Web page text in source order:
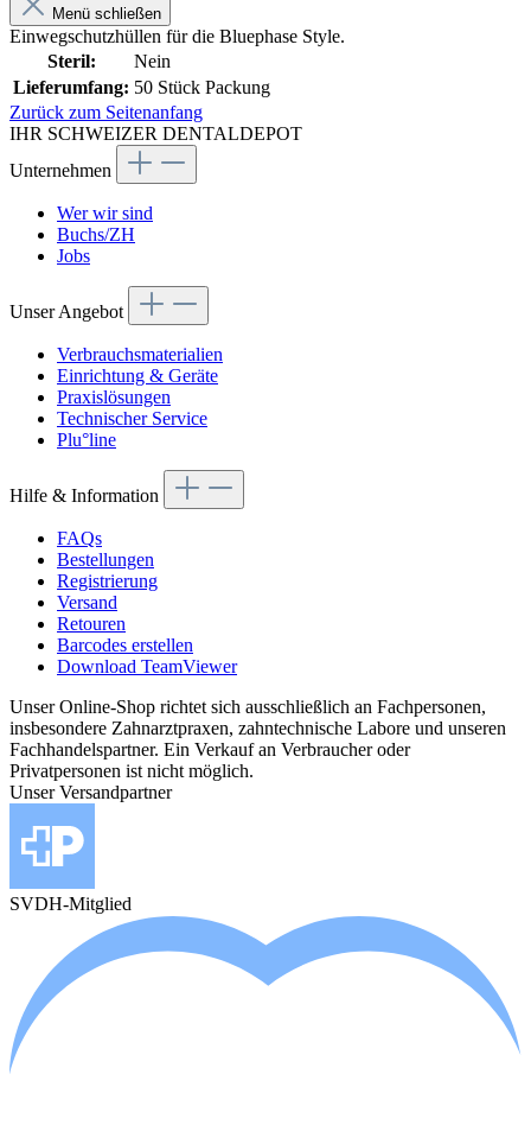
Menü schließen
Einwegschutzhüllen für die Bluephase Style.
Steril:
Nein
Lieferumfang: 50 Stück Packung
Zurück zum Seitenanfang
IHR SCHWEIZER DENTALDEPOT
Unternehmen
Wer wir sind
Buchs/ZH
Jobs
Unser Angebot
Verbrauchsmaterialien
Einrichtung & Geräte
Praxislösungen
Technischer Service
Plu°line
Hilfe & Information
FAQs
Bestellungen
Registrierung
Versand
Retouren
Barcodes erstellen
Download TeamViewer
Unser Online-Shop richtet sich ausschließlich an Fachpersonen,
insbesondere Zahnarztpraxen, zahntechnische Labore und unseren
Fachhandelspartner. Ein Verkauf an Verbraucher oder
Privatpersonen ist nicht möglich.
Unser Versandpartner
SVDH-Mitglied